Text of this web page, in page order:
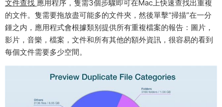
文件查找 應用程序，隻需3個步驟即可在Mac上快速查找出重複
的文件。隻需要拖放盡可能多的文件夾，然後單擊“掃描”在一分
鍾之内，應用程式會根據類别提供所有重複檔案的報告：圖片，
影片，音樂，檔案，文件和所有其他的額外資訊，很容易的看到
每個文件需要多少空間。